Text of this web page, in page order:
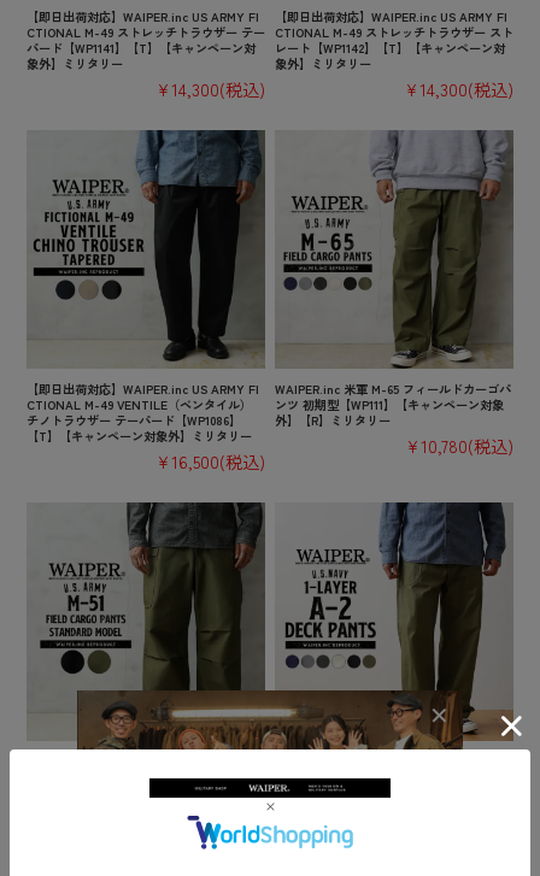
【即日出荷対応】WAIPER.inc US ARMY FI
CTIONAL M-49 ストレッチトラウザー テー
パード【WP1141】【T】【キャンペーン対
象外】ミリタリー
¥14,300(税込)
【即日出荷対応】WAIPER.inc US ARMY FI
CTIONAL M-49 ストレッチトラウザー スト
レート【WP1142】【T】【キャンペーン対
象外】ミリタリー
¥14,300(税込)
【即日出荷対応】WAIPER.inc US ARMY FI
CTIONAL M-49 VENTILE（ベンタイル）
チノトラウザー テーパード【WP1086】
【T】【キャンペーン対象外】ミリタリー
¥16,500(税込)
WAIPER.inc 米軍 M-65 フィールドカーゴパ
ンツ 初期型【WP111】【キャンペーン対象
外】【R】ミリタリー
¥10,780(税込)
ィールドカーゴパンツ スタンダードモデル
【WP1160】【キャンペーン対象外】【T】
¥13,750(税込)
デッキパンツ【WP126】【キャンペーン対
象外】【T】ミリタリー